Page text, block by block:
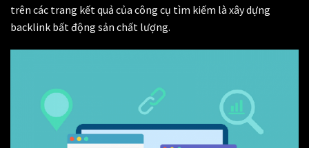
trên các trang kết quả của công cụ tìm kiếm là xây dựng
backlink bất động sản chất lượng.